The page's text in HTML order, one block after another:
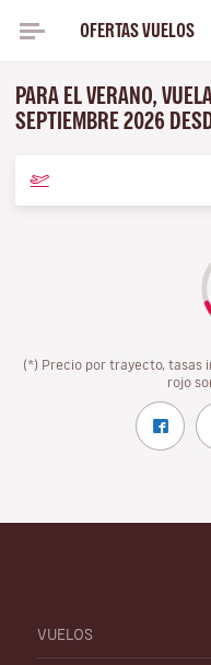
OFERTAS VUELOS
PARA EL VERANO,
SEPTIEMBRE 2026
(*) Precio por trayecto, tasas
rojo
VUELOS